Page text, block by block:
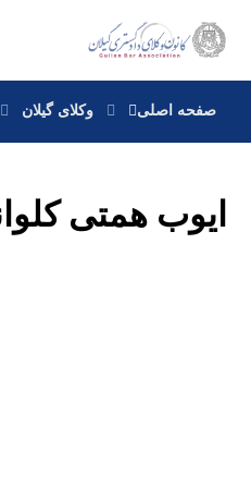
صفحه اصلی وکلای گیلان
ایوب همتی